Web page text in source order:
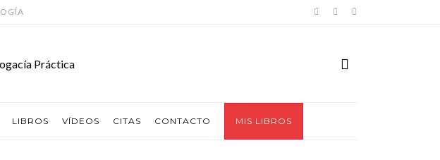
LIBROS VÍDEOS CITAS CONTACTO MIS LIBROS